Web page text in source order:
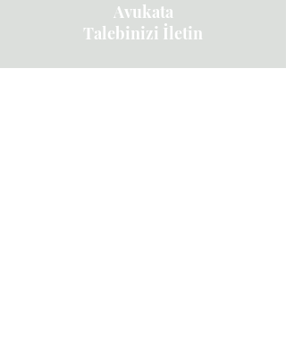
Avukata
Talebinizi İletin